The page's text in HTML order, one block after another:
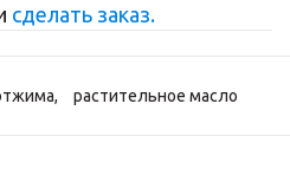
сделать заказ.
, растительное масло